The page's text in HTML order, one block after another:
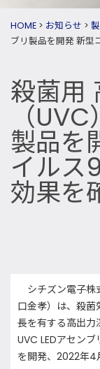
HOME > お知らせ >
ブリ製品を開発 新型
殺菌用
（
製品を
イルス
効果を
シチズン電子株
口金孝）は、殺
長を有する高出力
UVC LEDアセンブ
を開発、2022年4